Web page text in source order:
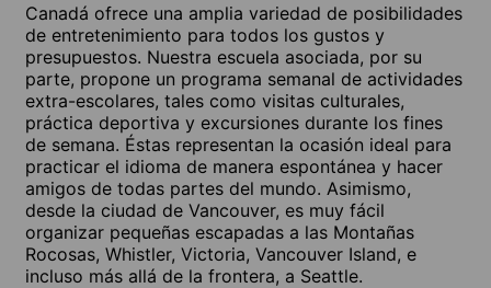
Canadá ofrece una amplia variedad de posibilidades
de entretenimiento para todos los gustos y
presupuestos. Nuestra escuela asociada, por su
parte, propone un programa semanal de actividades
extra-escolares, tales como visitas culturales,
práctica deportiva y excursiones durante los fines
de semana. Éstas representan la ocasión ideal para
practicar el idioma de manera espontánea y hacer
amigos de todas partes del mundo. Asimismo,
desde la ciudad de Vancouver, es muy fácil
organizar pequeñas escapadas a las Montañas
Rocosas, Whistler, Victoria, Vancouver Island, e
incluso más allá de la frontera, a Seattle.